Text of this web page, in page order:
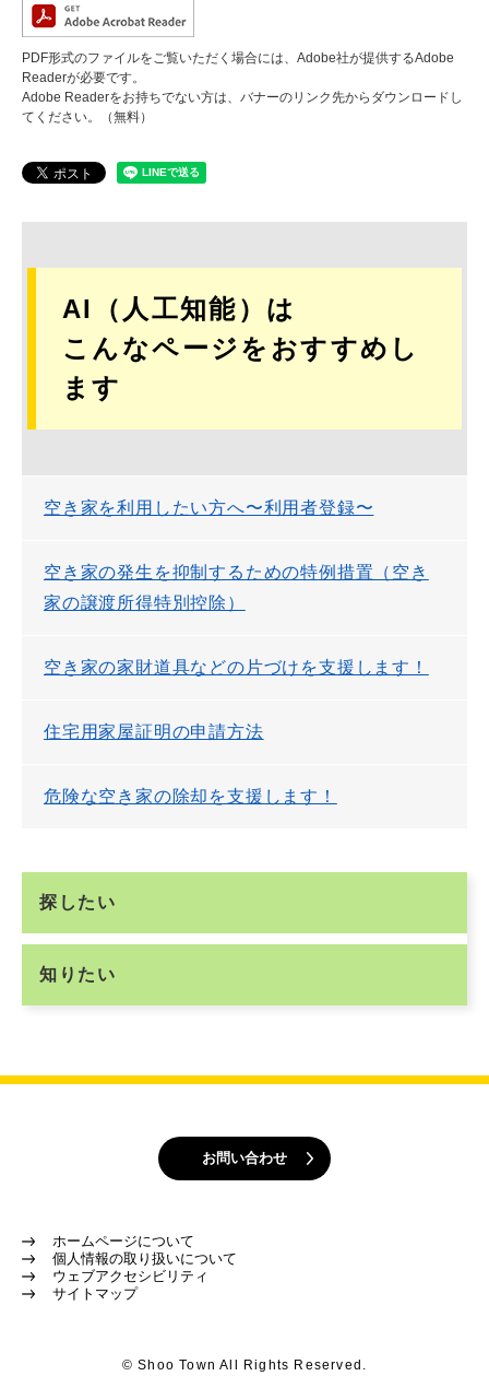
PDF形式のファイルをご覧いただく場合には、Adobe社が提供するAdobe
Readerが必要です。
Adobe Readerをお持ちでない方は、バナーのリンク先からダウンロードし
てください。（無料）
AI（人工知能）は
こんなページをおすすめし
ます
空き家を利用したい方へ〜利用者登録〜
空き家の発生を抑制するための特例措置（空き
家の譲渡所得特別控除）
空き家の家財道具などの片づけを支援します！
住宅用家屋証明の申請方法
危険な空き家の除却を支援します！
探したい
知りたい
お問い合わせ
ホームページについて
個人情報の取り扱いについて
ウェブアクセシビリティ
サイトマップ
© Shoo Town All Rights Reserved.